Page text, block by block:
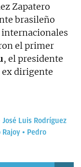
Zapatero
brasileño
el primer
, el presidente
ex dirigente
José Luis Rodríguez
Rajoy
Pedro